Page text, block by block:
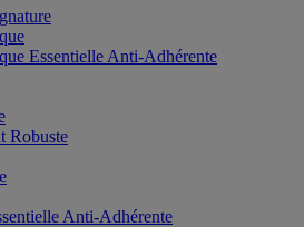
Essentielle Anti-Adhérente
Robuste
Anti-Adhérente